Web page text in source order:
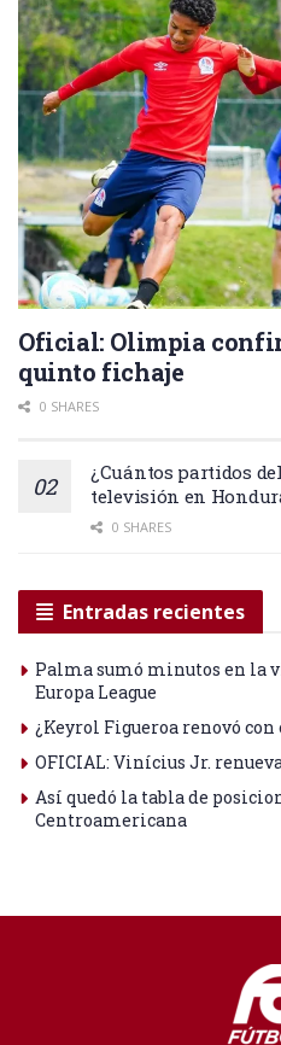
Oficial: Olimpia
quinto fichaje
0 SHARES
¿Cuántos partidos
televisión en
0 SHARES
Entradas recientes
Palma sumó minutos en la
Europa League
¿Keyrol Figueroa renovó
OFICIAL: Vinícius Jr.
Así quedó la tabla de
Centroamericana